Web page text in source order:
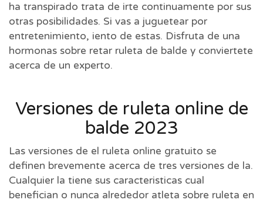
ha transpirado trata de irte continuamente por sus
otras posibilidades. Si vas a juguetear por
entretenimiento, iento de estas. Disfruta de una
hormonas sobre retar ruleta de balde y conviertete
acerca de un experto.
Versiones de ruleta online de
balde 2023
Las versiones de el ruleta online gratuito se
definen brevemente acerca de tres versiones de la.
Cualquier la tiene sus caracteristicas cual
benefician o nunca alrededor atleta sobre ruleta en